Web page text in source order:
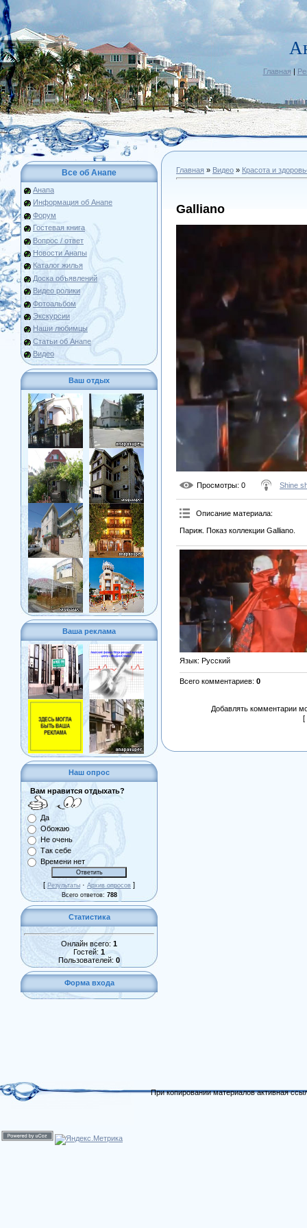
Главная |
Все об Анапе
Анапа
Информация об Анапе
Форум
Гостевая книга
Вопрос / ответ
Новости Анапы
Каталог жилья
Доска объявлений
Видео ролики
Фотоальбом
Экскурсии
Наши любимцы
Статьи об Анапе
Видео
Ваш отдых
Ваша реклама
Наш опрос
Вам нравится отдыхать?
Да
Обожаю
Не очень
Так себе
Времени нет
[ Результаты · Архив опросов ]
Всего ответов: 788
Статистика
Онлайн всего: 1
Гостей: 1
Пользователей: 0
Форма входа
Главная » Видео » Красота и
Galliano
Просмотры: 0 Shine
Описание материала:
Париж. Показ коллекции Galliano.
Язык: Русский
Всего комментариев: 0
Добавлять комментарии
[
При копировании материалов активная